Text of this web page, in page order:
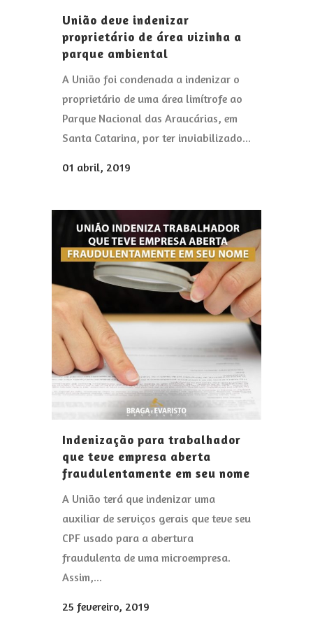
União deve indenizar
proprietário de área vizinha a
parque ambiental
A União foi condenada a indenizar o
proprietário de uma área limítrofe ao
Parque Nacional das Araucárias, em
Santa Catarina, por ter inviabilizado...
01 abril, 2019
Indenização para trabalhador
que teve empresa aberta
fraudulentamente em seu nome
A União terá que indenizar uma
auxiliar de serviços gerais que teve seu
CPF usado para a abertura
fraudulenta de uma microempresa.
Assim,...
25 fevereiro, 2019